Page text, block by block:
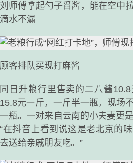
刘师傅拿起勺子舀酱，能在空中
滴水不漏
顾客排队买现打麻酱
同日升粮行里售卖的二八酱
15.8元一斤，一斤半一瓶，现场
一瓶。一对来自云南的小夫妻更
“在抖音上看到说这是老北京的
去送给亲戚朋友吃。”